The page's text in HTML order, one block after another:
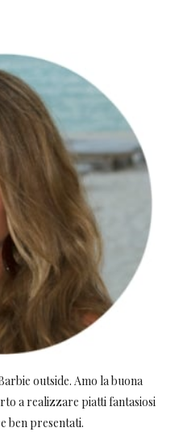
outside. Amo la buona
a realizzare piatti fantasiosi
ben presentati.